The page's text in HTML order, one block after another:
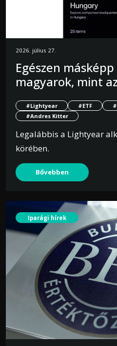
2026. július 27.
Egészen
magyarok, mint
#Lightyear #ETF
#Andres Kitter
Legalábbis a Lightyear
körében.
Bővebben
Iparági hírek